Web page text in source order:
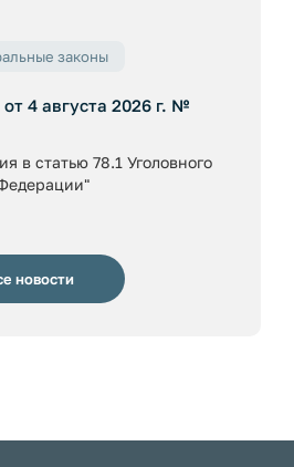
законы
4 августа 2026 г. №
в статью 78.1 Уголовного
новости